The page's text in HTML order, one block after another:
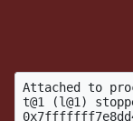
popen呼び出し元
Attached to
t@1 (l@1)